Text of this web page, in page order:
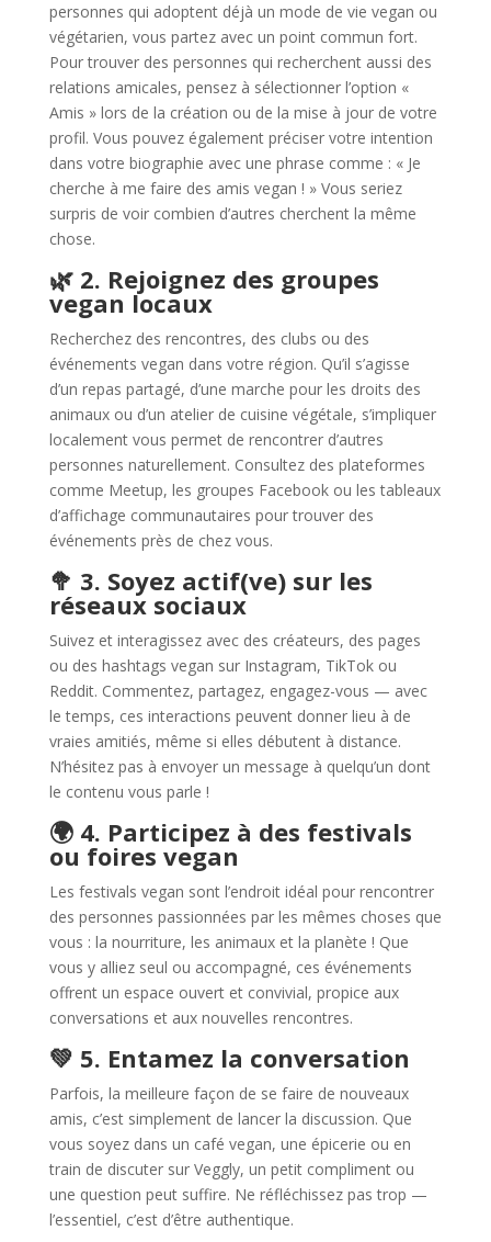
personnes qui adoptent déjà un mode de vie vegan ou
végétarien, vous partez avec un point commun fort.
Pour trouver des personnes qui recherchent aussi des
relations amicales, pensez à sélectionner l’option «
Amis » lors de la création ou de la mise à jour de votre
profil. Vous pouvez également préciser votre intention
dans votre biographie avec une phrase comme : « Je
cherche à me faire des amis vegan ! » Vous seriez
surpris de voir combien d’autres cherchent la même
chose.
🌿 2. Rejoignez des groupes
vegan locaux
Recherchez des rencontres, des clubs ou des
événements vegan dans votre région. Qu’il s’agisse
d’un repas partagé, d’une marche pour les droits des
animaux ou d’un atelier de cuisine végétale, s’impliquer
localement vous permet de rencontrer d’autres
personnes naturellement. Consultez des plateformes
comme Meetup, les groupes Facebook ou les tableaux
d’affichage communautaires pour trouver des
événements près de chez vous.
🥦 3. Soyez actif(ve) sur les
réseaux sociaux
Suivez et interagissez avec des créateurs, des pages
ou des hashtags vegan sur Instagram, TikTok ou
Reddit. Commentez, partagez, engagez-vous — avec
le temps, ces interactions peuvent donner lieu à de
vraies amitiés, même si elles débutent à distance.
N’hésitez pas à envoyer un message à quelqu’un dont
le contenu vous parle !
🌍 4. Participez à des festivals
ou foires vegan
Les festivals vegan sont l’endroit idéal pour rencontrer
des personnes passionnées par les mêmes choses que
vous : la nourriture, les animaux et la planète ! Que
vous y alliez seul ou accompagné, ces événements
offrent un espace ouvert et convivial, propice aux
conversations et aux nouvelles rencontres.
💚 5. Entamez la conversation
Parfois, la meilleure façon de se faire de nouveaux
amis, c’est simplement de lancer la discussion. Que
vous soyez dans un café vegan, une épicerie ou en
train de discuter sur Veggly, un petit compliment ou
une question peut suffire. Ne réfléchissez pas trop —
l’essentiel, c’est d’être authentique.